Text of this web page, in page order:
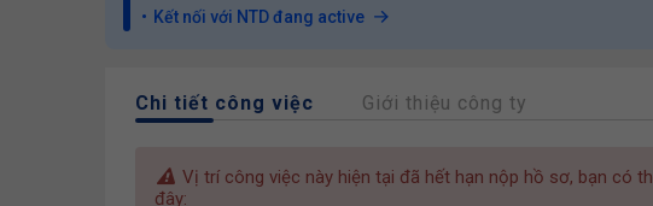
Kết nối với NTD đang active
Chi tiết công việc Giới thiệu công ty
Vị trí công việc này hiện tại đã hết hạn nộp hồ sơ, bạn có
đây: